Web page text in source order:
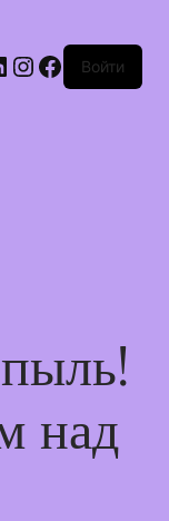
Instagram
Facebook
Войти
над